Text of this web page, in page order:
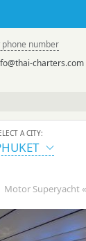
(rus/eng) | в России:
phone number
charters.com
A CITY:
Motor Superyacht